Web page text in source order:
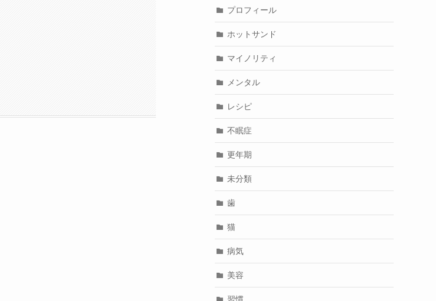
プロフィール
ホットサンド
マイノリティ
メンタル
レシピ
不眠症
更年期
未分類
歯
猫
病気
美容
習慣